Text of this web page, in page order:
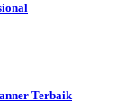
Terbaik